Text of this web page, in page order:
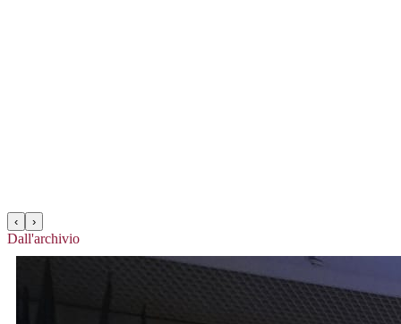
‹ ›
Dall'archivio